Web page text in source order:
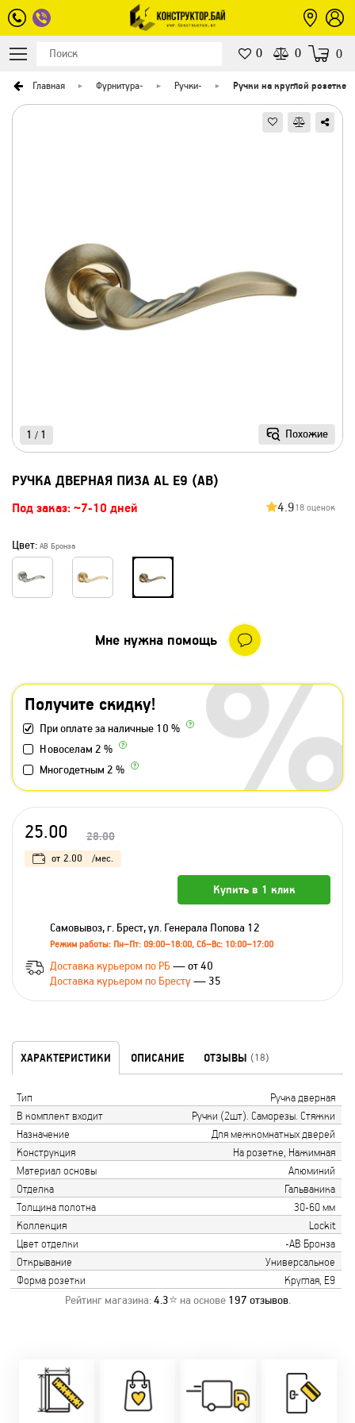
0 0 0
Главная Фурнитура- Ручки- Ручки на круглой розетке
Похожие
1 / 1
РУЧКА ДВЕРНАЯ ПИЗА AL E9 (AB)
Под заказ: ~7-10 дней 4.918 оценок
Цвет: AB Бронза
Получите скидку!
При оплате за наличные 10 %
Новоселам 2 %
Многодетным 2 %
Мне нужна помощь
25.00 28.00
от 2.00 /мес.
Купить в 1 клик
Самовывоз, г. Брест, ул. Генерала Попова 12
Режим работы: Пн–Пт: 09:00–18:00, Сб–Вс: 10:00–17:00
Доставка курьером по РБ — от 40
Доставка курьером по Бресту— 35
ХАРАКТЕРИСТИКИ ОПИСАНИЕ ОТЗЫВЫ (18)
Тип
Ручка дверная
В комплект входит
Ручки (2шт). Саморезы. Стяжки
Назначение
Для межкомнатных дверей
Конструкция
На розетке, Нажимная
Материал основы
Алюминий
Отделка
Гальваника
Толщина полотна
30-60 мм
Коллекция
Lockit
Цвет отделки
-AB Бронза
Открывание
Универсальное
Форма розетки
Круглая, Е9
Рейтинг магазина:4.3⭐ на основе 197 отзывов.
Замер бесплатно!
Оперативно!
День-в-день или
на следующий!
заказать по
Скидки:
-новоселам - 2%
-многодетным -
2%
фурнитуры.
Качественный
монтаж дверей,
окон и мебели.
Микс
2-36 мес
Магнит-5 мес.